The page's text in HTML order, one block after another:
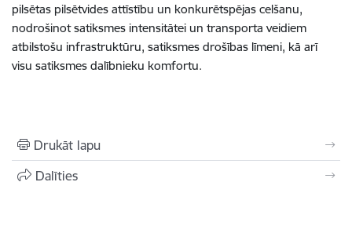
pilsētas pilsētvides attīstību un konkurētspējas celšanu,
nodrošinot satiksmes intensitātei un transporta veidiem
atbilstošu infrastruktūru, satiksmes drošības līmeni, kā arī
visu satiksmes dalībnieku komfortu.
Drukāt lapu
Dalīties